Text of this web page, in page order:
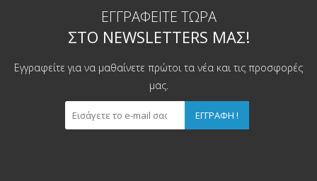
ΕΓΓΡΑΦΕΊΤΕ ΤΏΡΑ
ΣΤΟ NEWSLETTERS ΜΑΣ!
Εγγραφείτε για να μαθαίνετε πρώτοι τα νέα και τις προσφορές
μας.
ΕΓΓΡΑΦΉ !